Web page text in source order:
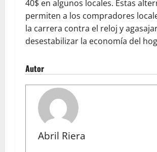
40$ en algunos locales. Estas
permiten a los compradores
la carrera contra el reloj y
desestabilizar la economía del
Autor
Abril Riera